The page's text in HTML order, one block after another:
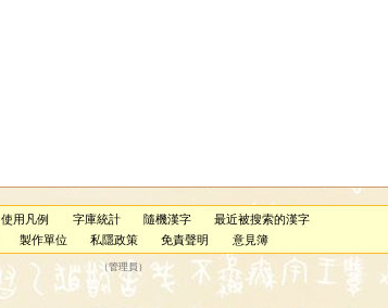
使用凡例 字庫統計 隨機漢字
最近被搜索的漢字
製作單位 私隱政策 免責聲明 意見簿
（管理員 ）